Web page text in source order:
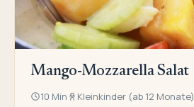
Mango-Mozzarella Salat
10 Min Kleinkinder (ab 12 Monate)